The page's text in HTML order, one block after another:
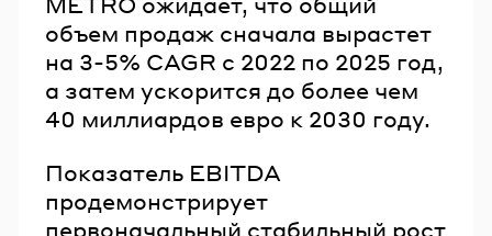
объем продаж сначала вырастет
на 3-5% CAGR с 2022 по 2025 год,
а затем ускорится до более чем
40 миллиардов евро к 2030 году.
Показатель EBITDA
продемонстрирует
первоначальный стабильный рост